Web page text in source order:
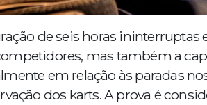
de seis horas ininterruptas
mas também a
em relação às paradas
dos karts. A prova é